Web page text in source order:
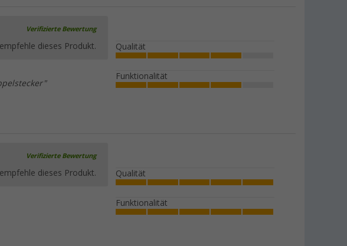
Verifizierte Bewertung
dieses Produkt. Qualität
Funktionalität
Verifizierte Bewertung
dieses Produkt. Qualität
Funktionalität